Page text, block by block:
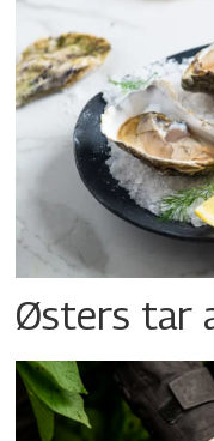
Østers tar